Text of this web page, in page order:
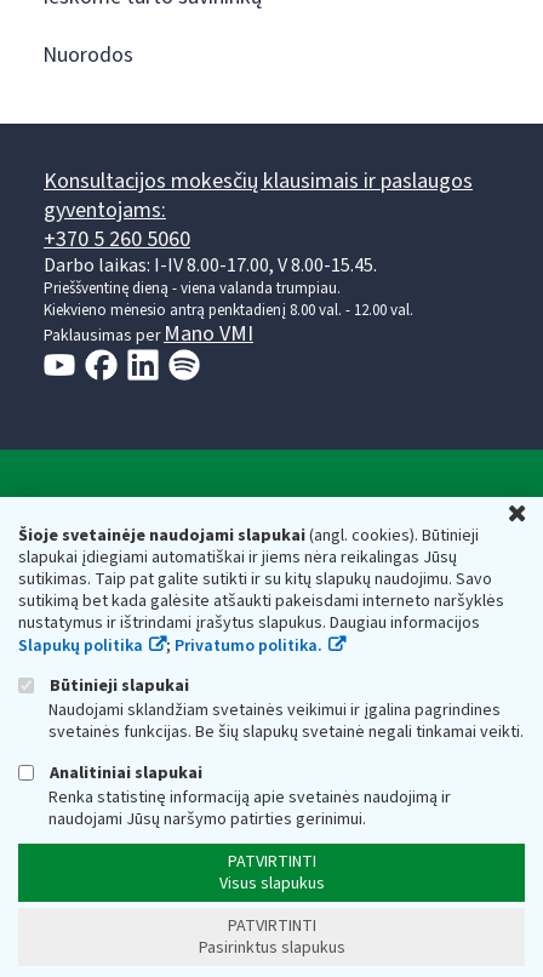
Šioje svetainėje naudojami slapukai(angl. cookies). Būtinieji
slapukai įdiegiami automatiškai ir jiems nėra reikalingas Jūsų
sutikimas. Taip pat galite sutikti ir su kitų slapukų naudojimu. Savo
sutikimą bet kada galėsite atšaukti pakeisdami interneto naršyklės
nustatymus ir ištrindami įrašytus slapukus. Daugiau informacijos
Slapukų politika
; Privatumo politika.
Būtinieji slapukai
Naudojami sklandžiam svetainės veikimui ir įgalina pagrindines
svetainės funkcijas. Be šių slapukų svetainė negali tinkamai veikti.
Analitiniai slapukai
Renka statistinę informaciją apie svetainės naudojimą ir
naudojami Jūsų naršymo patirties gerinimui.
PATVIRTINTI
Visus slapukus
PATVIRTINTI
Pasirinktus slapukus
Nuorodos
Konsultacijos mokesčių klausimais ir paslaugos
gyventojams:
+370 5 260 5060
Darbo laikas: I-IV 8.00-17.00, V 8.00-15.45.
Prieššventinę dieną - viena valanda trumpiau.
Kiekvieno mėnesio antrą penktadienį 8.00 val. - 12.00 val.
Paklausimas per Mano VMI
Respublikos finansų ministerijos
Biudžetinė įstaiga. Juridinio asmens kodas — 188659752,
adresas: Vasario 16-osios g. 14, 01107 Vilnius, Lietuva, el.paštas:
vmi@vmi.lt, E. pristatymo dėžutės adresas 188659752
Duomenys apie Valstybinę mokesčių inspekciją prie Lietuvos
Respublikos finansų ministerijos kaupiami ir saugomi Juridinių